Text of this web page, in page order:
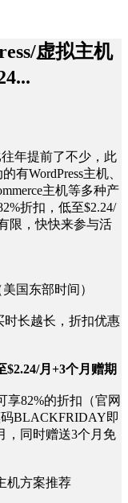
虚拟主机
年提前了不少，此
有WordPress主机、
主机等多种产
折扣，低至$2.24/
限，快快来参与活
国东部时间）
时长越长，折扣优惠
$2.24/月+3个月赠期
享82%的折扣（官网
BLACKFRIDAY即
，同时赠送3个月免
机方案推荐